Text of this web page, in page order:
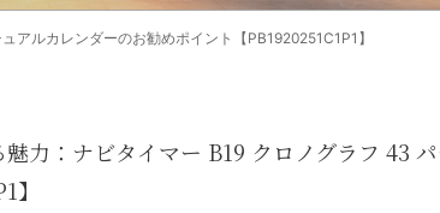
アルカレンダーのお勧めポイント【PB1920251C1P1】
魅力：ナビタイマー B19 クロノグラフ 43
】